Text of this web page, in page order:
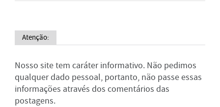
Atenção:
Nosso site tem caráter informativo. Não pedimos
qualquer dado pessoal, portanto, não passe essas
informações através dos comentários das
postagens.